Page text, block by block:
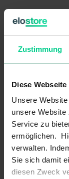
Zustimmung
Diese
Unsere
unsere
Service zu
ermöglichen.
verwalten.
Sie sich damit
diesen Zweck
per item
Quantity
from 6 pcs.
from 12 pcs.
from 24 pcs.
from 96 pcs.